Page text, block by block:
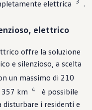
elettrica
.
elettrico
offre la soluzione
e silenzioso, a scelta
un massimo di 210
357 km
4
è possibile
i residenti e